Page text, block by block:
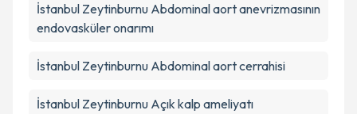
İstanbul Zeytinburnu Abdominal aort anevrizmasının
endovasküler onarımı
İstanbul Zeytinburnu Abdominal aort cerrahisi
İstanbul Zeytinburnu Açık kalp ameliyatı